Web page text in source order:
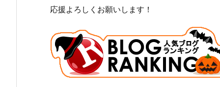
応援よろしくお願いします！